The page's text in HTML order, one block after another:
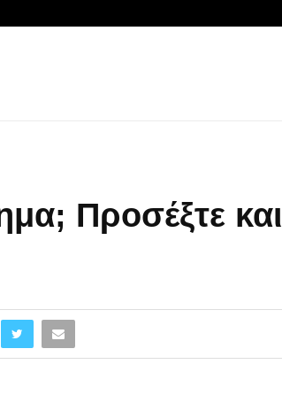
Προσέξτε και